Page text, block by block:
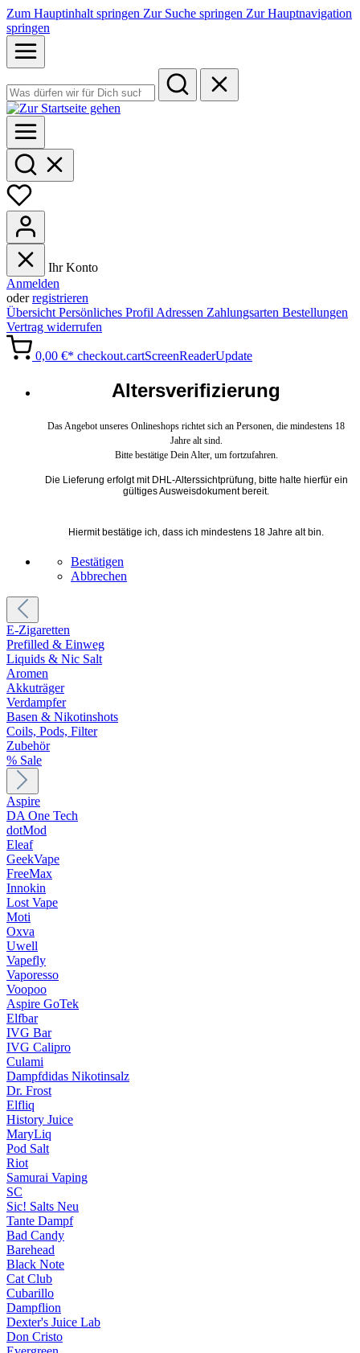
Zum Hauptinhalt springen Zur Suche springen Zur Hauptnavigation
springen
Ihr Konto
Anmelden
oderregistrieren
Übersicht Persönliches Profil Adressen Zahlungsarten Bestellungen
Vertrag widerrufen
0,00 €* checkout.cartScreenReaderUpdate
Altersverifizierung
Das Angebot unseres Onlineshops richtet sich an Personen, die mindestens 18
Jahre alt sind.
Bitte bestätige Dein Alter, um fortzufahren.
Die Lieferung erfolgt mit DHL-Alterssichtprüfung, bitte halte hierfür ein
gültiges Ausweisdokument bereit.
Hiermit bestätige ich, dass ich mindestens 18 Jahre alt bin.
Bestätigen
Abbrechen
E-Zigaretten
Prefilled & Einweg
Liquids & Nic Salt
Aromen
Akkuträger
Verdampfer
Basen & Nikotinshots
Coils, Pods, Filter
Zubehör
% Sale
Aspire
DA One Tech
dotMod
Eleaf
GeekVape
FreeMax
Innokin
Lost Vape
Moti
Oxva
Uwell
Vapefly
Vaporesso
Voopoo
Aspire GoTek
Elfbar
IVG Bar
IVG Calipro
Culami
Dampfdidas Nikotinsalz
Dr. Frost
Elfliq
History Juice
MaryLiq
Pod Salt
Riot
Samurai Vaping
SC
Sic! Salts Neu
Tante Dampf
Bad Candy
Barehead
Black Note
Cat Club
Cubarillo
Dampflion
Dexter's Juice Lab
Don Cristo